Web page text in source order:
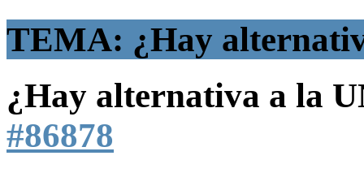
TEMA: ¿Hay
¿Hay alternativa a la
#86878